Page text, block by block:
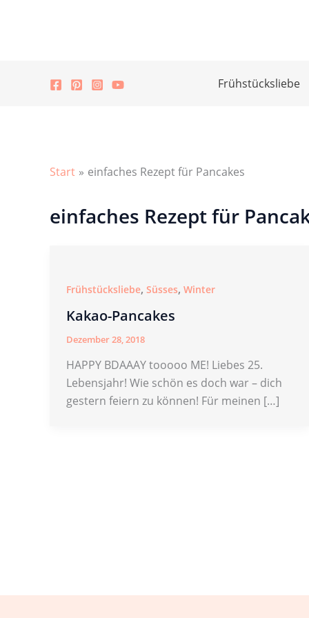
Frühstücksliebe
Start einfaches Rezept für Pancakes
einfaches Rezept für
Frühstücksliebe, Süsses, Winter
Kakao-Pancakes
Dezember 28, 2018
HAPPY BDAAAY tooooo ME! Liebes 25.
Lebensjahr! Wie schön es doch war – dich
gestern feiern zu können! Für meinen […]